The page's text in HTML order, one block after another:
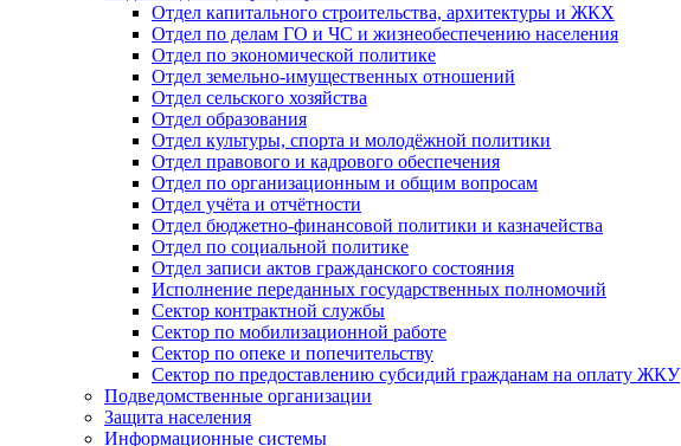
Отдел капитального строительства, архитектуры и ЖКХ
Отдел по делам ГО и ЧС и жизнеобеспечению населения
Отдел по экономической политике
Отдел земельно-имущественных отношений
Отдел сельского хозяйства
Отдел образования
Отдел культуры, спорта и молодёжной политики
Отдел правового и кадрового обеспечения
Отдел по организационным и общим вопросам
Отдел учёта и отчётности
Отдел бюджетно-финансовой политики и казначейства
Отдел по социальной политике
Отдел записи актов гражданского состояния
Исполнение переданных государственных полномочий
Сектор контрактной службы
Сектор по мобилизационной работе
Сектор по опеке и попечительству
Сектор по предоставлению субсидий гражданам на оплату ЖКУ
Подведомственные организации
Защита населения
Информационные системы